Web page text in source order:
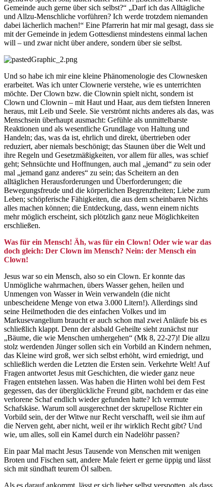
Gemeinde auch gerne über sich selbst?“ „Darf ich das Alltägliche
und Allzu-Menschliche vorführen? Ich werde trotzdem niemanden
dabei lächerlich machen!“ Eine Pfarrerin hat mir mal gesagt, dass sie
mit der Gemeinde in jedem Gottesdienst mindestens einmal lachen
will – und zwar nicht über andere, sondern über sie selbst.
Und so habe ich mir eine kleine Phänomenologie des Clownesken
erarbeitet. Was ich unter Clownerie verstehe, wie es unterrichten
möchte. Der Clown bzw. die Clownin spielt nicht, sondern ist
Clown und Clownin – mit Haut und Haar, aus dem tiefsten Inneren
heraus, mit Leib und Seele. Sie verströmt nichts anderes als das, was
Menschsein überhaupt ausmacht: Gefühle als unmittelbarste
Reaktionen und als wesentliche Grundlage von Haltung und
Handeln; das, was da ist, ehrlich und direkt, übertrieben oder
reduziert, aber niemals beschönigt; das Staunen über die Welt und
ihre Regeln und Gesetzmäßigkeiten, vor allem für alles, was schief
geht; Sehnsüchte und Hoffnungen, auch mal „jemand“ zu sein oder
mal „jemand ganz anderes“ zu sein; das Scheitern an den
alltäglichen Herausforderungen und Überforderungen; die
Bewegungsfreude und die körperlichen Begrenztheiten; Liebe zum
Leben; schöpferische Fähigkeiten, die aus dem scheinbaren Nichts
alles machen können; die Entdeckung, dass, wenn einem nichts
mehr möglich erscheint, sich plötzlich ganz neue Möglichkeiten
erschließen.
Was für ein Mensch! Äh, was für ein Clown! Oder wie war das
doch gleich: Der Clown im Mensch? Nein: der Mensch ein
Clown!
Jesus war so ein Mensch, also so ein Clown. Er konnte das
Unmögliche wahrmachen, übers Wasser gehen, heilen und
Unmengen von Wasser in Wein verwandeln (die nicht
unbescheidene Menge von etwa 3.000 Litern!). Allerdings sind
seine Heilmethoden die des einfachen Volkes und im
Markusevangelium braucht er auch schon mal zwei Anläufe bis es
schließlich klappt. Denn der alsbald Geheilte sieht zunächst nur
„Bäume, die wie Menschen umhergehen“ (Mk 8, 22-27)! Die allzu
stolz werdenden Jünger sollen sich ein Vorbild an Kindern nehmen,
das Kleine wird groß, wer sich selbst erhöht, wird erniedrigt, und
schließlich werden die Letzten die Ersten sein. Verkehrte Welt! Auf
Fragen antwortet Jesus mit Geschichten, die wieder ganz neue
Fragen entstehen lassen. Was haben die Hirten wohl bei dem Fest
gegessen, das der überglückliche Freund gibt, nachdem er das eine
verlorene Schaf endlich wieder gefunden hatte? Ich vermute
Schafskäse. Warum soll ausgerechnet der skrupellose Richter ein
Vorbild sein, der der Witwe nur Recht verschafft, weil sie ihm auf
die Nerven geht, aber nicht, weil er ihr wirklich Recht gibt? Und
wie, um alles, soll ein Kamel durch ein Nadelöhr passen?
Ein paar Mal macht Jesus Tausende von Menschen mit wenigen
Broten und Fischen satt, andere Male feiert er gerne üppig und lässt
sich mit sündhaft teurem Öl salben.